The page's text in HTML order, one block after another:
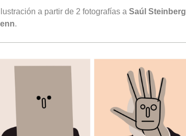
a partir de 2 fotografías a Saúl Steinberg
.